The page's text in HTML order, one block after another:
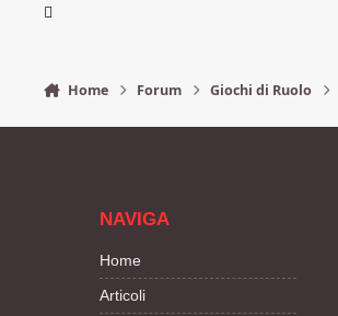
Home Forum Giochi di Ruolo
NAVIGA
Home
Articoli